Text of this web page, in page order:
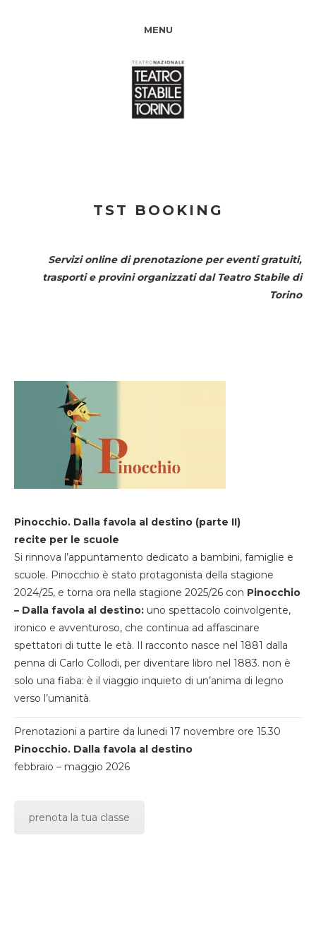
MENU
TST BOOKING
Servizi online di prenotazione per eventi gratuiti,
trasporti e provini organizzati dal Teatro Stabile di
Torino
Pinocchio. Dalla favola al destino (parte II)
recite per le scuole
Si rinnova l’appuntamento dedicato a bambini, famiglie e
scuole. Pinocchio è stato protagonista della stagione
2024/25, e torna ora nella stagione 2025/26 con Pinocchio
– Dalla favola al destino: uno spettacolo coinvolgente,
ironico e avventuroso, che continua ad affascinare
spettatori di tutte le età. Il racconto nasce nel 1881 dalla
penna di Carlo Collodi, per diventare libro nel 1883. non è
solo una fiaba: è il viaggio inquieto di un’anima di legno
verso l’umanità.
Prenotazioni a partire da lunedi 17 novembre ore 15.30
Pinocchio. Dalla favola al destino
febbraio – maggio 2026
prenota la tua classe